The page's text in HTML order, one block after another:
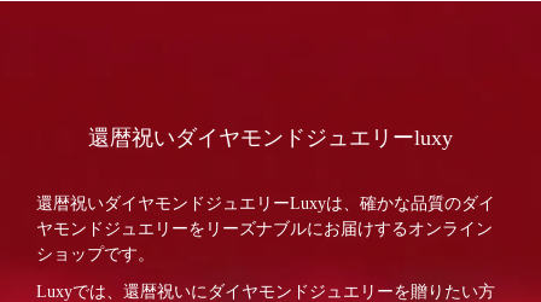
還暦祝いダイヤモンドジュエリーluxy
還暦祝いダイヤモンドジュエリーLuxyは、確かな品質のダイ
ヤモンドジュエリーをリーズナブルにお届けするオンライン
ショップです。
Luxyでは、還暦祝いにダイヤモンドジュエリーを贈りたい方